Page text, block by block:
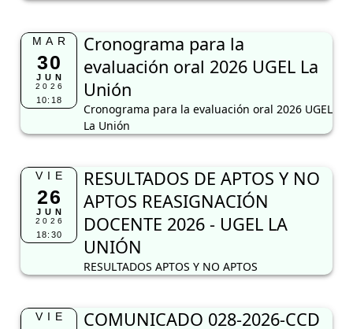
MAR
30
JUN
2026
10:18
Cronograma para la
evaluación oral 2026 UGEL La
Unión
Cronograma para la evaluación oral 2026 UGEL
La Unión
VIE
26
JUN
2026
18:30
RESULTADOS DE APTOS Y NO
APTOS REASIGNACIÓN
DOCENTE 2026 - UGEL LA
UNIÓN
RESULTADOS APTOS Y NO APTOS
VIE
COMUNICADO 028-2026-CCD